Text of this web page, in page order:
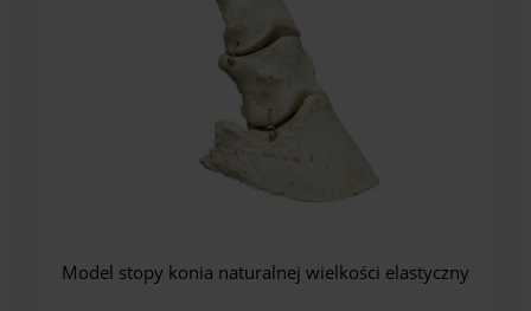
Model stopy konia naturalnej wielkości elastyczny